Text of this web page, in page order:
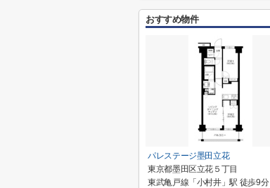
おすすめ物件
パレステージ墨田立花
東京都墨田区立花５丁目
東武亀戸線「小村井」駅 徒歩9分